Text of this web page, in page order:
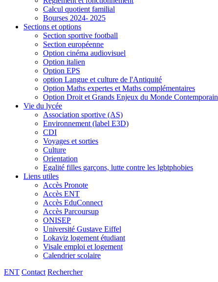
Calcul quotient familial
Bourses 2024- 2025
Sections et options
Section sportive football
Section européenne
Option cinéma audiovisuel
Option italien
Option EPS
option Langue et culture de l'Antiquité
Option Maths expertes et Maths complémentaires
Option Droit et Grands Enjeux du Monde Contemporain
Vie du lycée
Association sportive (AS)
Environnement (label E3D)
CDI
Voyages et sorties
Culture
Orientation
Egalité filles garçons, lutte contre les lgbtphobies
Liens utiles
Accès Pronote
Accès ENT
Accès EduConnect
Accès Parcoursup
ONISEP
Université Gustave Eiffel
Lokaviz logement étudiant
Visale emploi et logement
Calendrier scolaire
ENT Contact Rechercher